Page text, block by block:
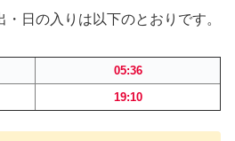
日の入りは以下のとおりです。
05:36
19:10